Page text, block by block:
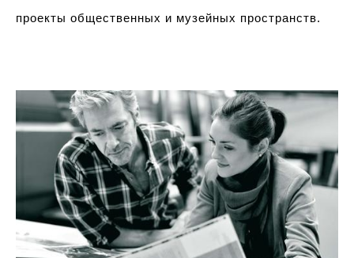
проекты общественных и музейных пространств.